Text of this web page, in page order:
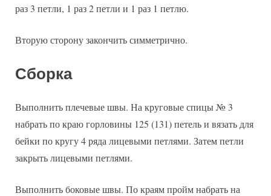
раз 3 петли, 1 раз 2 петли и 1 раз 1 петлю.
Вторую сторону закончить симметрично.
Сборка
Выполнить плечевые швы. На круговые спицы № 3
набрать по краю горловины 125 (131) петель и вязать для
бейки по кругу 4 ряда лицевыми петлями. Затем петли
закрыть лицевыми петлями.
Выполнить боковые швы. По краям пройм набрать на